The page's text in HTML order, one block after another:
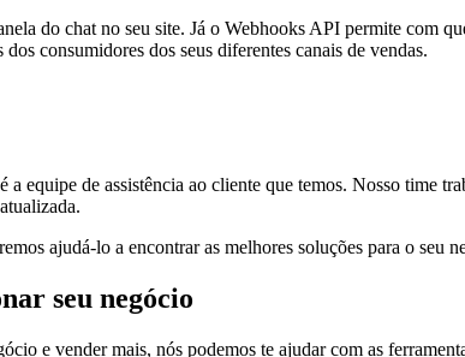
do chat no seu site. Já o Webhooks API permite com
consumidores dos seus diferentes canais de vendas.
equipe de assistência ao cliente que temos. Nosso time
ajudá-lo a encontrar as melhores soluções para o seu
seu negócio
e vender mais, nós podemos te ajudar com as